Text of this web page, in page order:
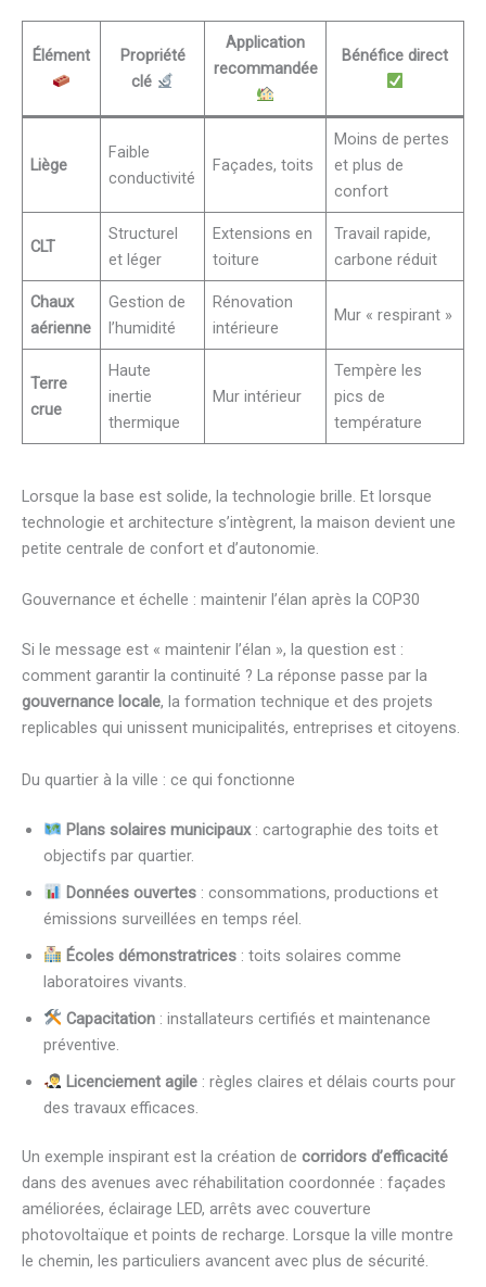
Élément
Propriété
clé
Application
recommandée
Bénéfice direct
Liège
Faible
conductivité
Façades, toits
Moins de pertes
et plus de
confort
CLT
Structurel
et léger
Extensions en
toiture
Travail rapide,
carbone réduit
Chaux
aérienne
Gestion de
l’humidité
Rénovation
intérieure
Mur « respirant »
Terre
crue
Haute
inertie
thermique
Mur intérieur
Tempère les
pics de
température
Lorsque la base est solide, la technologie brille. Et lorsque
technologie et architecture s’intègrent, la maison devient une
petite centrale de confort et d’autonomie.
Gouvernance et échelle : maintenir l’élan après la COP30
Si le message est « maintenir l’élan », la question est :
comment garantir la continuité ? La réponse passe par la
gouvernance locale, la formation technique et des projets
replicables qui unissent municipalités, entreprises et citoyens.
Du quartier à la ville : ce qui fonctionne
Plans solaires municipaux: cartographie des toits et
objectifs par quartier.
Données ouvertes: consommations, productions et
émissions surveillées en temps réel.
Écoles démonstratrices: toits solaires comme
laboratoires vivants.
Capacitation: installateurs certifiés et maintenance
préventive.
Licenciement agile: règles claires et délais courts pour
des travaux efficaces.
Un exemple inspirant est la création de corridors d’efficacité
dans des avenues avec réhabilitation coordonnée : façades
améliorées, éclairage LED, arrêts avec couverture
photovoltaïque et points de recharge. Lorsque la ville montre
le chemin, les particuliers avancent avec plus de sécurité.